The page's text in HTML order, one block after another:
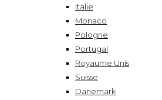
Italie
Monaco
Pologne
Portugal
Royaume Unis
Suisse
Danemark